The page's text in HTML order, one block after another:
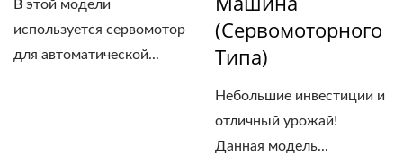
В этой модели
используется сервомотор
для автоматической...
(сервомоторного
Типа)
Небольшие инвестиции и
отличный урожай!
Данная модель...